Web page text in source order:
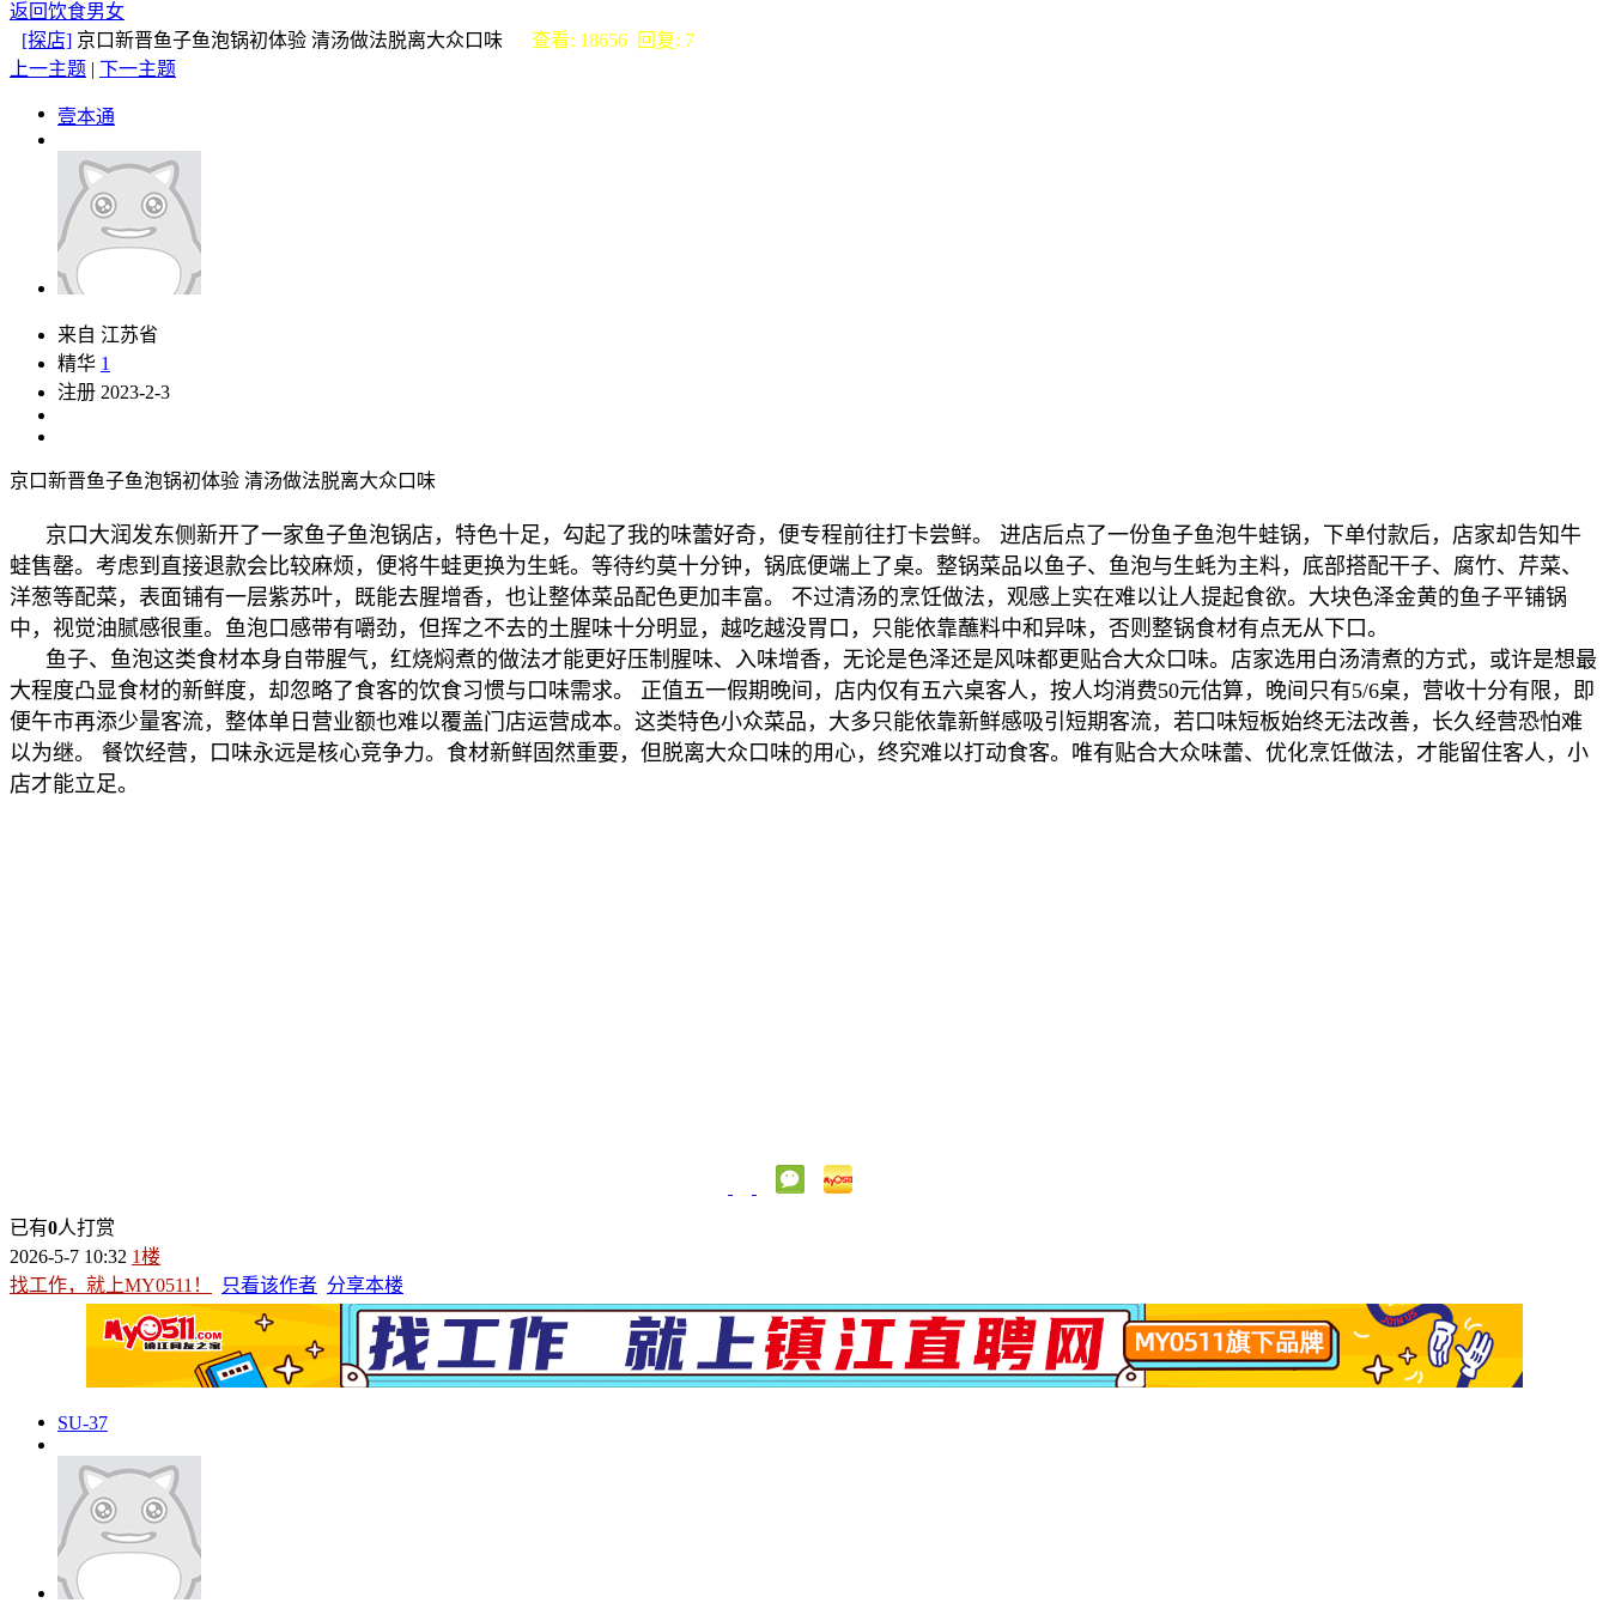
返回饮食男女
[探店] 京口新晋鱼子鱼泡锅初体验 清汤做法脱离大众口味 查看: 18656 回复: 7
上一主题 | 下一主题
壹本通
来自 江苏省
精华 1
注册 2023-2-3
京口新晋鱼子鱼泡锅初体验 清汤做法脱离大众口味
京口大润发东侧新开了一家鱼子鱼泡锅店，特色十足，勾起了我的味蕾好奇，便专程前往打卡尝鲜。 进店后点了一份鱼子鱼泡牛蛙锅，下单付款后，店家却告知牛
蛙售罄。考虑到直接退款会比较麻烦，便将牛蛙更换为生蚝。等待约莫十分钟，锅底便端上了桌。整锅菜品以鱼子、鱼泡与生蚝为主料，底部搭配干子、腐竹、芹菜、
洋葱等配菜，表面铺有一层紫苏叶，既能去腥增香，也让整体菜品配色更加丰富。 不过清汤的烹饪做法，观感上实在难以让人提起食欲。大块色泽金黄的鱼子平铺锅
中，视觉油腻感很重。鱼泡口感带有嚼劲，但挥之不去的土腥味十分明显，越吃越没胃口，只能依靠蘸料中和异味，否则整锅食材有点无从下口。
鱼子、鱼泡这类食材本身自带腥气，红烧焖煮的做法才能更好压制腥味、入味增香，无论是色泽还是风味都更贴合大众口味。店家选用白汤清煮的方式，或许是想最
大程度凸显食材的新鲜度，却忽略了食客的饮食习惯与口味需求。 正值五一假期晚间，店内仅有五六桌客人，按人均消费50元估算，晚间只有5/6桌，营收十分有限，即
便午市再添少量客流，整体单日营业额也难以覆盖门店运营成本。这类特色小众菜品，大多只能依靠新鲜感吸引短期客流，若口味短板始终无法改善，长久经营恐怕难
以为继。 餐饮经营，口味永远是核心竞争力。食材新鲜固然重要，但脱离大众口味的用心，终究难以打动食客。唯有贴合大众味蕾、优化烹饪做法，才能留住客人，小
店才能立足。
已有0人打赏
2026-5-7 10:32 1楼
找工作，就上MY0511！
只看该作者 分享本楼
SU-37